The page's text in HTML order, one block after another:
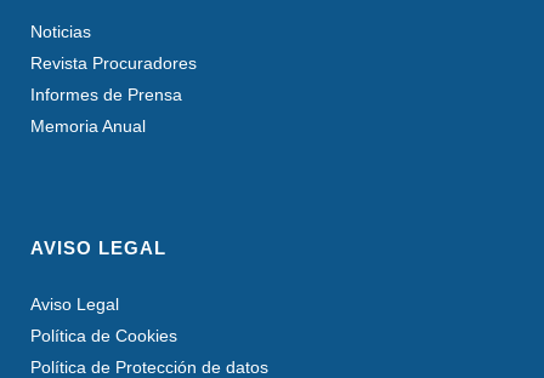
Noticias
Revista Procuradores
Informes de Prensa
Memoria Anual
AVISO LEGAL
Aviso Legal
Política de Cookies
Política de Protección de datos